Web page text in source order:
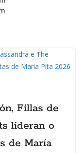
Fillas de
lideran o
de María